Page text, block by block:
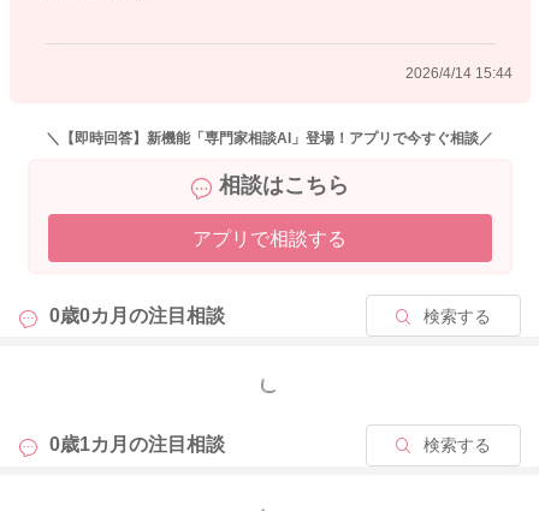
2026/4/13 21:48
2026/4/14 15:44
＼【即時回答】新機能「専門家相談AI」登場！アプリで今すぐ相談／
相談はこちら
アプリで相談する
0歳0カ月の注目相談 検索する
もっと見る
0歳1カ月の注目相談 検索する